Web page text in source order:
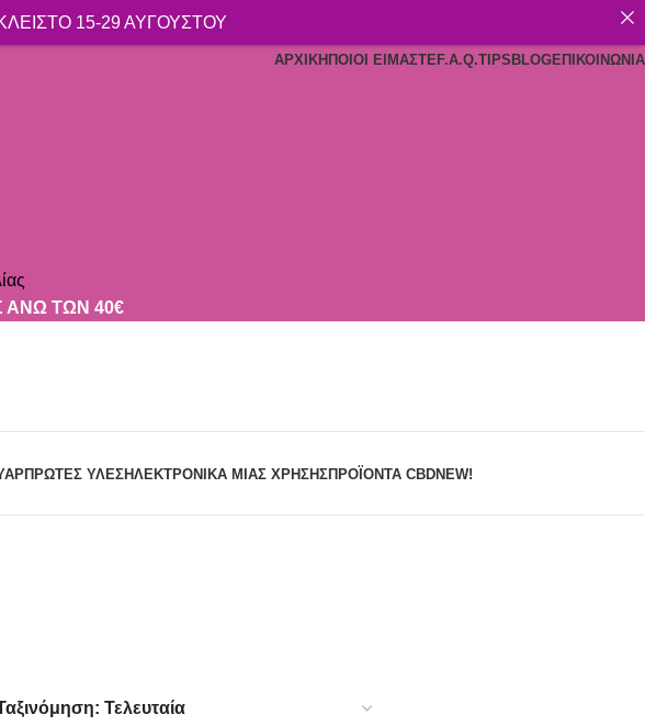
ΑΡΧΙΚΉ ΠΟΙΟΙ ΕΊΜΑΣΤΕF.A.Q.TIPS BLOGΕΠΙΚΟΙΝΩΝΊΑ
ΑΝΩ ΤΩΝ 40€
ΠΡΏΤΕΣ ΎΛΕΣΗΛΕΚΤΡΟΝΙΚΆ ΜΙΑΣ ΧΡΉΣΗΣΠΡΟΪΌΝΤΑ CBDNEW!
15-29 ΑΥΓΟΥΣΤΟΥ